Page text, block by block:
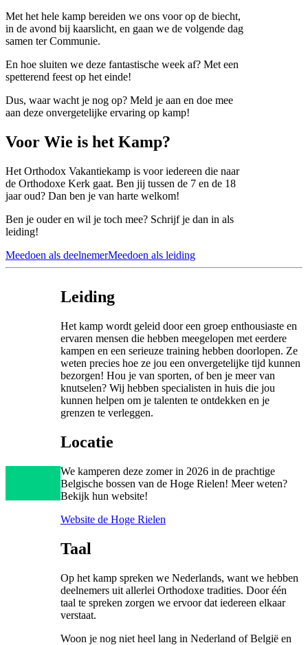
Met het hele kamp bereiden we ons voor op de biecht,
in de avond bij kaarslicht, en gaan we de volgende dag
samen ter Communie.
En hoe sluiten we deze fantastische week af? Met een
spetterend feest op het einde!
Dus, waar wacht je nog op? Meld je aan en doe mee
aan deze onvergetelijke ervaring op kamp!
Voor Wie is het Kamp?
Het Orthodox Vakantiekamp is voor iedereen die naar
de Orthodoxe Kerk gaat. Ben jij tussen de 7 en de 18
jaar oud? Dan ben je van harte welkom!
Ben je ouder en wil je toch mee? Schrijf je dan in als
leiding!
Meedoen als deelnemerMeedoen als leiding
Leiding
Het kamp wordt geleid door een groep enthousiaste en
ervaren mensen die hebben meegelopen met eerdere
kampen en een serieuze training hebben doorlopen. Ze
weten precies hoe ze jou een onvergetelijke tijd kunnen
bezorgen! Hou je van sporten, of ben je meer van
knutselen? Wij hebben specialisten in huis die jou
kunnen helpen om je talenten te ontdekken en je
grenzen te verleggen.
Locatie
We kamperen deze zomer in 2026 in de prachtige
Belgische bossen van de Hoge Rielen! Meer weten?
Bekijk hun website!
Website de Hoge Rielen
Taal
Op het kamp spreken we Nederlands, want we hebben
deelnemers uit allerlei Orthodoxe tradities. Door één
taal te spreken zorgen we ervoor dat iedereen elkaar
verstaat.
Woon je nog niet heel lang in Nederland of België en